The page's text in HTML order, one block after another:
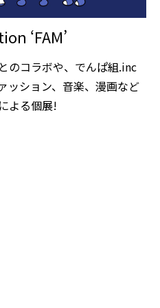
‘FAM’
のコラボや、でんぱ組.inc
ッション、音楽、漫画など
よる個展!